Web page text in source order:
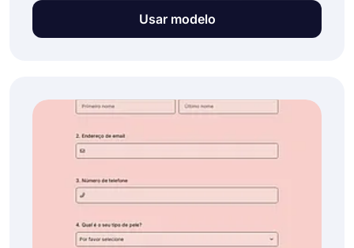
equipamento da empresa que lhes seja
entregue. Você pode obter este formulário
Usar modelo